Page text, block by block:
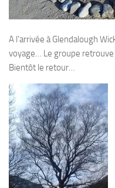
A l’arrivée à Glendalough
voyage… Le groupe
Bientôt le retour…